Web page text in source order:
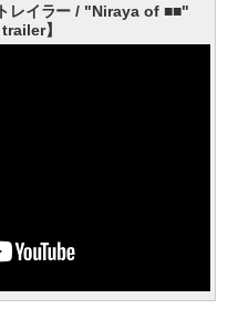
レイラー / "Niraya of ■■"
】